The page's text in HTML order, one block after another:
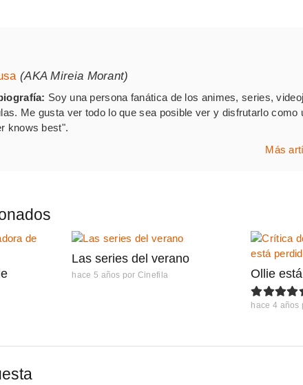
(AKA Mireia Morant)
Soy una persona fanática de los animes, series,
Me gusta ver todo lo que sea posible ver y disfrutarlo como
knows best".
Más
Las series del verano
hace 5 años por Cinefila Ollie
hace 4 años